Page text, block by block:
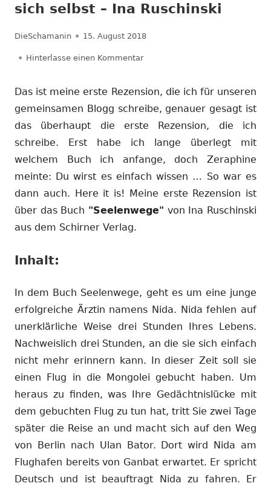
sich selbst – Ina Ruschinski
Autor
DieSchamanin Veröffentlicht
am
15. August 2018
Hinterlasse einen Kommentarzu Rezension: Seelenwege –
Das ist meine erste Rezension, die ich für unseren
gemeinsamen Blogg schreibe, genauer gesagt ist
das überhaupt die erste Rezension, die ich
schreibe. Erst habe ich lange überlegt mit
welchem Buch ich anfange, doch Zeraphine
meinte: Du wirst es einfach wissen … So war es
dann auch. Here it is! Meine erste Rezension ist
über das Buch "Seelenwege" von Ina Ruschinski
aus dem Schirner Verlag.
Inhalt:
In dem Buch Seelenwege, geht es um eine junge
erfolgreiche Ärztin namens Nida. Nida fehlen auf
unerklärliche Weise drei Stunden Ihres Lebens.
Nachweislich drei Stunden, an die sie sich einfach
nicht mehr erinnern kann. In dieser Zeit soll sie
einen Flug in die Mongolei gebucht haben. Um
heraus zu finden, was Ihre Gedächtnislücke mit
dem gebuchten Flug zu tun hat, tritt Sie zwei Tage
später die Reise an und macht sich auf den Weg
von Berlin nach Ulan Bator. Dort wird Nida am
Flughafen bereits von Ganbat erwartet. Er spricht
Deutsch und ist beauftragt Nida zu fahren. Er